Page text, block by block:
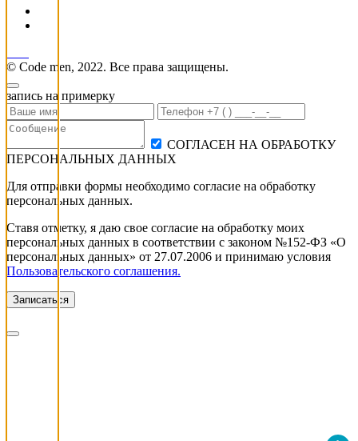
© Code men, 2022. Все права защищены.
запись на примерку
СОГЛАСЕН НА ОБРАБОТКУ
ПЕРСОНАЛЬНЫХ ДАННЫХ
Для отправки формы необходимо согласие на обработку
персональных данных.
Ставя отметку, я даю свое согласие на обработку моих
персональных данных в соответствии с законом №152-ФЗ «О
персональных данных» от 27.07.2006 и принимаю условия
Пользовательского соглашения.
Записаться